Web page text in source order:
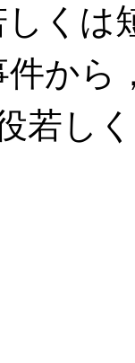
くは
から
若し